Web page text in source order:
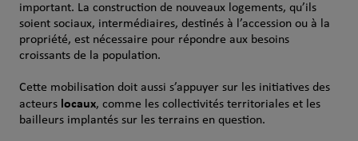
important. La construction de nouveaux logements, qu’ils
soient sociaux, intermédiaires, destinés à l’accession ou à la
propriété, est nécessaire pour répondre aux besoins
croissants de la population.
Cette mobilisation doit aussi s’appuyer sur les initiatives des
acteurs locaux, comme les collectivités territoriales et les
bailleurs implantés sur les terrains en question.